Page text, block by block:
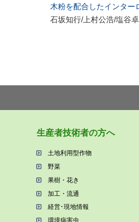
木粉を配合したインター
石坂知行/上村公浩/塩谷
⽣産者技術者の⽅へ
⼟地利⽤型作物
野菜
果樹・花き
加⼯・流通
経営･現地情報
環境病害⾍